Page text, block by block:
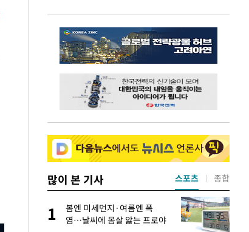
많이 본 기사
1
봄엔 미세먼지·여름엔 폭
염…날씨에 몸살 앓는 프로야
스포츠 종합